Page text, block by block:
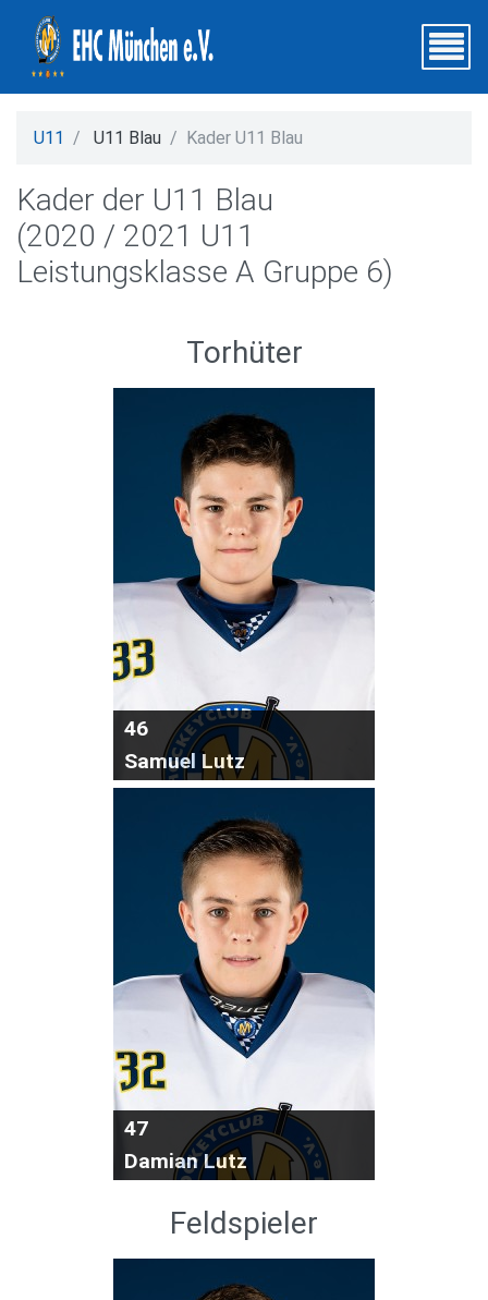
U11 U11 Blau Kader U11 Blau
Kader der U11 Blau
(2020 / 2021 U11
Leistungsklasse A Gruppe 6)
Torhüter
46
Samuel Lutz
47
Damian Lutz
Feldspieler